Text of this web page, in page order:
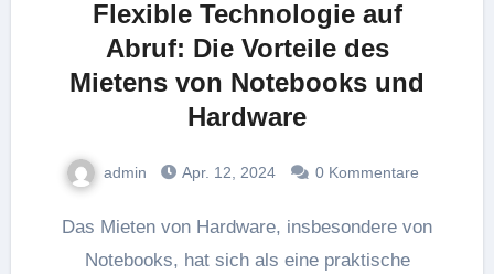
Flexible Technologie auf
Abruf: Die Vorteile des
Mietens von Notebooks und
Hardware
admin Apr. 12, 2024 0 Kommentare
Das Mieten von Hardware, insbesondere von
Notebooks, hat sich als eine praktische